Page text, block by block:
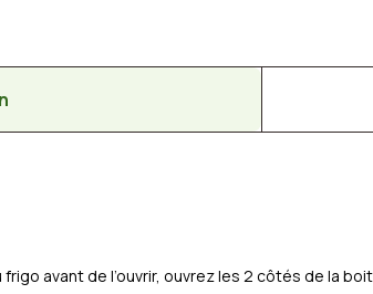
avant de l’ouvrir, ouvrez les 2 côtés de la